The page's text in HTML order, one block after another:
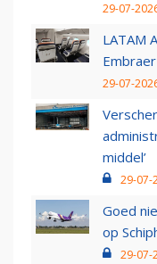
29-07-
LATAM
29-07-
middel’
29-07-
Goed
op
29-07-